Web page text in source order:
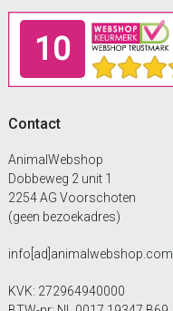
Footer
Contact
AnimalWebshop
Dobbeweg 2 unit 1
2254 AG Voorschoten
(geen bezoekadres)
info[ad]animalwebshop.com
KVK: 272964940000